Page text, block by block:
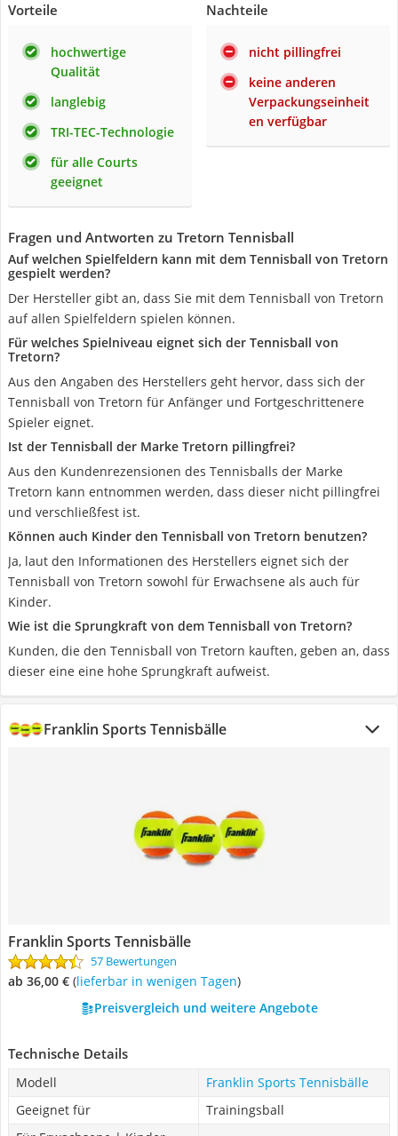
Vorteile
hochwertige
Qualität
langlebig
TRI-TEC-Technologie
für alle Courts
geeignet
Nachteile
nicht pillingfrei
keine anderen
Verpackungseinheit
en verfügbar
Fragen und Antworten zu Tretorn Tennisball
Auf welchen Spielfeldern kann mit dem Tennisball von Tretorn
gespielt werden?
Der Hersteller gibt an, dass Sie mit dem Tennisball von Tretorn
auf allen Spielfeldern spielen können.
Für welches Spielniveau eignet sich der Tennisball von
Tretorn?
Aus den Angaben des Herstellers geht hervor, dass sich der
Tennisball von Tretorn für Anfänger und Fortgeschrittenere
Spieler eignet.
Ist der Tennisball der Marke Tretorn pillingfrei?
Aus den Kundenrezensionen des Tennisballs der Marke
Tretorn kann entnommen werden, dass dieser nicht pillingfrei
und verschließfest ist.
Können auch Kinder den Tennisball von Tretorn benutzen?
Ja, laut den Informationen des Herstellers eignet sich der
Tennisball von Tretorn sowohl für Erwachsene als auch für
Kinder.
Wie ist die Sprungkraft von dem Tennisball von Tretorn?
Kunden, die den Tennisball von Tretorn kauften, geben an, dass
dieser eine eine hohe Sprungkraft aufweist.
Franklin Sports Tennisbälle
Franklin Sports Tennisbälle
57 Bewertungen
ab 36,00 € ( Lieferbar in wenigen Tagen)
Preisvergleich und weitere Angebote
Technische Details
Modell
Franklin Sports Tennisbälle
Geeignet für
Trainingsball